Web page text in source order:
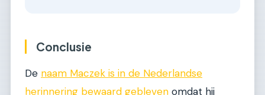
Conclusie
De naam Maczek is in de Nederlandse
herinnering bewaard gebleven omdat hij